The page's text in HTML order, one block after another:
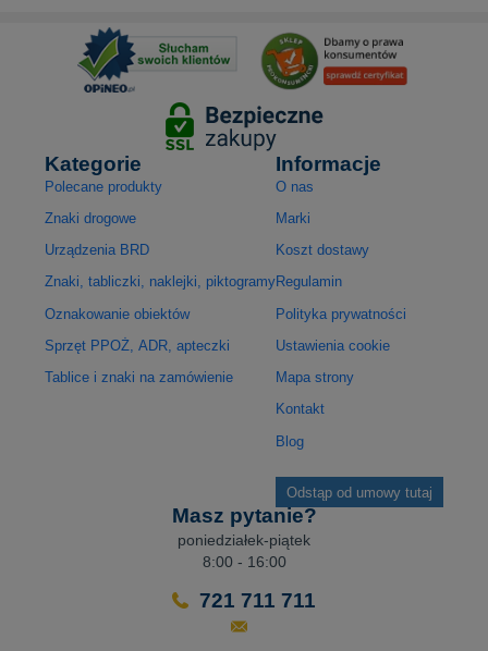
Kategorie
Polecane produkty
Znaki drogowe
Urządzenia BRD
Znaki, tabliczki, naklejki, piktogramy
Oznakowanie obiektów
Sprzęt PPOŻ, ADR, apteczki
Tablice i znaki na zamówienie
Informacje
O nas
Marki
Koszt dostawy
Regulamin
Polityka prywatności
Ustawienia cookie
Mapa strony
Kontakt
Blog
Odstąp od umowy tutaj
Masz pytanie?
poniedziałek-piątek
8:00 - 16:00
721 711 711